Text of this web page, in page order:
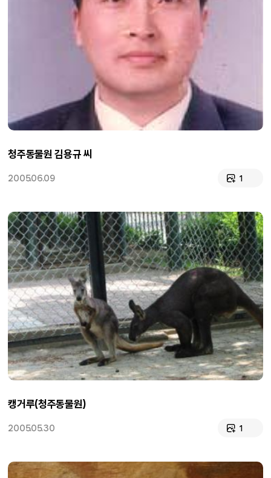
청주동물원 김용규 씨
2005.06.09 1
캥거루(청주동물원)
2005.05.30 1